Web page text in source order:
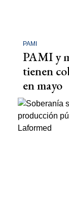
PAMI
PAMI y
tienen
en mayo